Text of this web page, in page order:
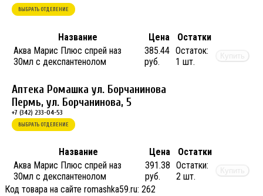
ВЫБРАТЬ ОТДЕЛЕНИЕ
Название Цена
Остатки
Аква Марис Плюс спрей наз
30мл с декспантенолом
385.44
руб.
Остаток:
1 шт.
Купить
Аптека Ромашка ул. Борчанинова
Пермь, ул. Борчанинова, 5
+7 (342) 233-04-53
ВЫБРАТЬ ОТДЕЛЕНИЕ
Название Цена
Остатки
Аква Марис Плюс спрей наз
30мл с декспантенолом
391.38
руб.
Остатки:
2 шт.
Купить
Код товара на сайте romashka59.ru: 262